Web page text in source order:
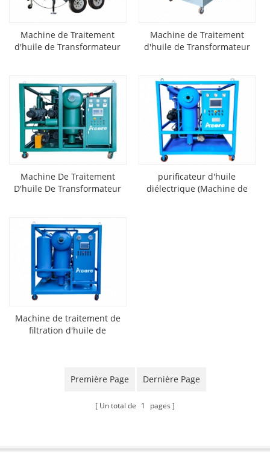
Machine de Traitement
d'huile de Transformateur
Machine de Traitement
d'huile de Transformateur
Machine De Traitement
D'huile De Transformateur
purificateur d'huile
diélectrique (Machine de
Machine de traitement de
filtration d'huile de
Première Page Dernière Page
Un total de 1 pages